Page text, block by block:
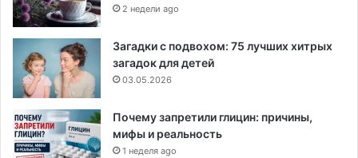
2 недели ago
Загадки с подвохом: 75 лучших хитрых
загадок для детей
03.05.2026
Почему запретили глицин: причины,
мифы и реальность
1 неделя ago